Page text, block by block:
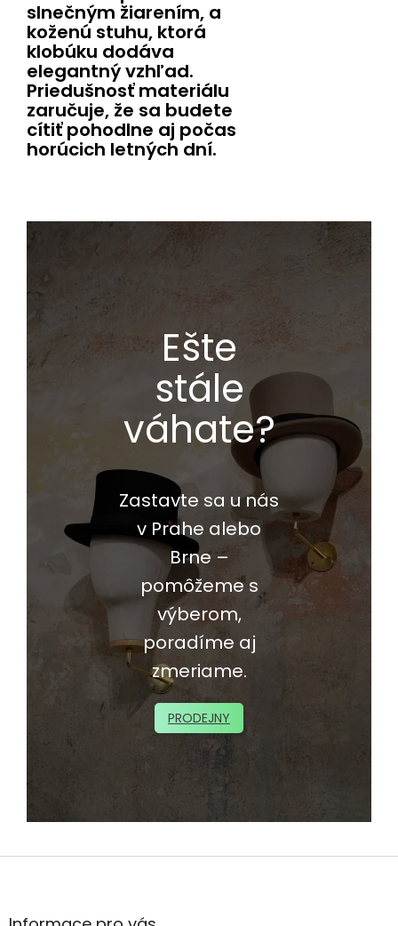
slnečným žiarením, a
koženú stuhu, ktorá
klobúku dodáva
elegantný vzhľad.
Priedušnosť materiálu
zaručuje, že sa budete
cítiť pohodlne aj počas
horúcich letných dní.
Ešte
stále
váhate?
Zastavte sa u nás
v Prahe alebo
Brne –
pomôžeme s
výberom,
poradíme aj
zmeriame.
PRODEJNY
Z